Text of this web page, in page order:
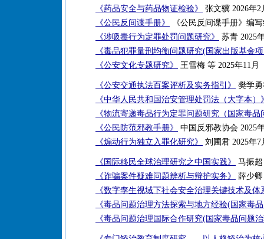
《药品安全与药品物证检验》
张文骥 2026年2
《公民反间谍手册》
《公民反间谍手册》编
《涉吸毒行为定罪处罚问题研究》
苏青 2025
《毒品犯罪量刑均衡问题研究(国家出版基金
《公安文化专题研究》
王雪梅 等 2025年11月
《公安交通执法百案评析及实务指引》
樊学勇
《中华人民共和国治安管理处罚法（大字本）
《物流寄递毒品行为定罪问题研究（国家毒
《公民防范邪教手册》
中国反邪教协会 2025
《煽动行为独立入罪化研究》
刘圃君 2025年7
《国际移民全球治理研究之中国实践》
马振超
《诈骗案件疑难问题辨析与辩护实务》
薛少卿
《数字孪生视域下社会安全治理关键技术及体
《毒品问题治理方法探索与地方经验(国家毒
《毒品问题治理国际合作研究(国家毒品问题